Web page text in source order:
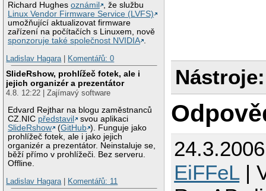
Richard Hughesoznámil
, že službu
Linux Vendor Firmware Service (LVFS)
umožňující aktualizovat firmware
zařízení na počítačích s Linuxem, nově
sponzoruje také společnost NVIDIA .
Ladislav Hagara | Komentářů: 0
SlideRshow, prohlížeč fotek, ale i
jejich organizér a prezentátor
4.8. 12:22 | Zajímavý software
Edvard Rejthar na blogu zaměstnanců
CZ.NIC představil
svou aplikaci
SlideRshow
(GitHub ). Funguje jako
prohlížeč fotek, ale i jako jejich
organizér a prezentátor. Neinstaluje se,
běží přímo v prohlížeči. Bez serveru.
Offline.
Ladislav Hagara | Komentářů: 11
Nástroje:
EiFFeL|